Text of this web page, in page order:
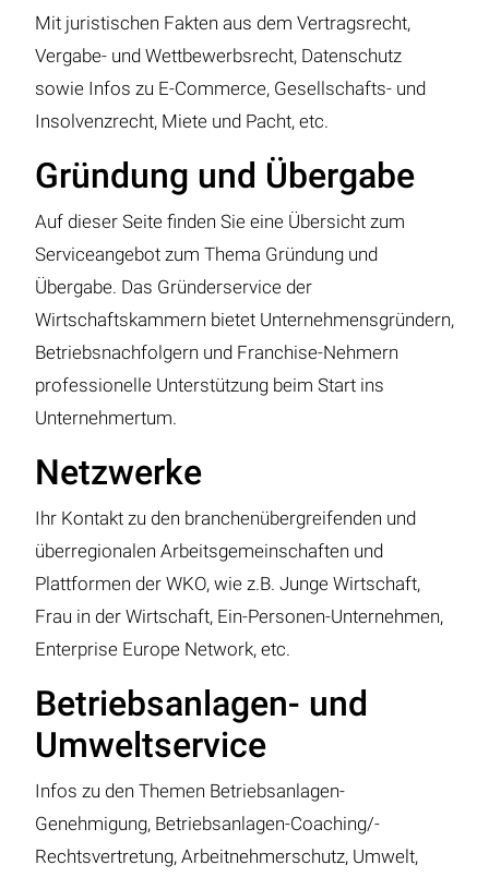
Mit juristischen Fakten aus dem Vertragsrecht,
Vergabe- und Wettbewerbsrecht, Datenschutz
sowie Infos zu E-Commerce, Gesellschafts- und
Insolvenzrecht, Miete und Pacht, etc.
Gründung und Übergabe
Auf dieser Seite finden Sie eine Übersicht zum
Serviceangebot zum Thema Gründung und
Übergabe. Das Gründerservice der
Wirtschaftskammern bietet Unternehmensgründern,
Betriebsnachfolgern und Franchise-Nehmern
professionelle Unterstützung beim Start ins
Unternehmertum.
Netzwerke
Ihr Kontakt zu den branchenübergreifenden und
überregionalen Arbeitsgemeinschaften und
Plattformen der WKO, wie z.B. Junge Wirtschaft,
Frau in der Wirtschaft, Ein-Personen-Unternehmen,
Enterprise Europe Network, etc.
Betriebsanlagen- und
Umweltservice
Infos zu den Themen Betriebsanlagen-
Genehmigung, Betriebsanlagen-Coaching/-
Rechtsvertretung, Arbeitnehmerschutz, Umwelt,